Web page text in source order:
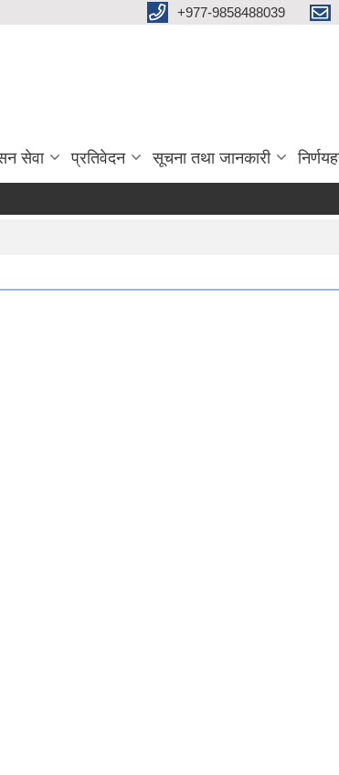
‌+977-9858488039
सेवा प्रतिवेदन सूचना तथा जानकारी